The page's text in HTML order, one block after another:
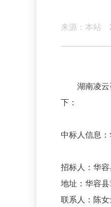
来源：本站
湖南凌
下：
中标人信息
招标人：华
地址：华容
联系人：陈女